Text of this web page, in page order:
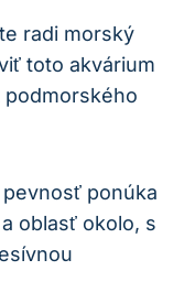
radi morský
toto akvárium
pevnosť ponúka
oblasť okolo, s